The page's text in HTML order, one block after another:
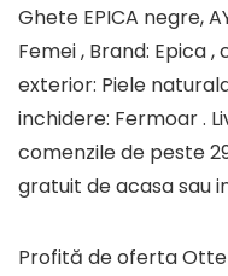
Ghete EPICA negre,
Femei , Brand: Epica
exterior: Piele
inchidere: Fermoar .
comenzile de peste
gratuit de acasa sau
Profită de oferta